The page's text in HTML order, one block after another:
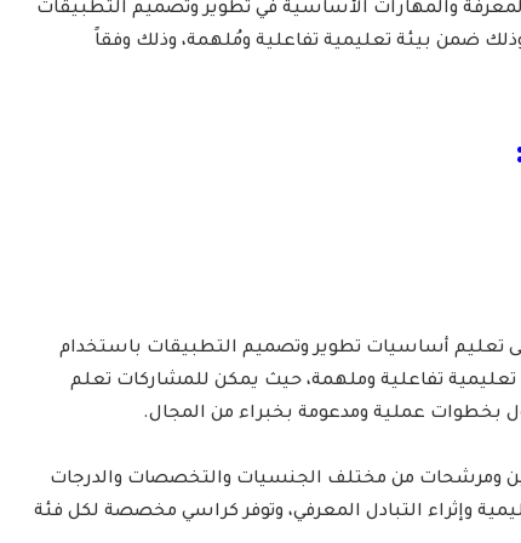
والمهارات الأساسية في تطوير وتصميم التطبيقات
ضمن بيئة تعليمية تفاعلية ومُلهمة، وذلك وفقاً
تعليم أساسيات تطوير وتصميم التطبيقات باستخدام
تعليمية تفاعلية وملهمة، حيث يمكن للمشاركات تعلم
بخطوات عملية ومدعومة بخبراء من المجال.
ومرشحات من مختلف الجنسيات والتخصصات والدرجات
وإثراء التبادل المعرفي، وتوفر كراسي مخصصة لكل فئة